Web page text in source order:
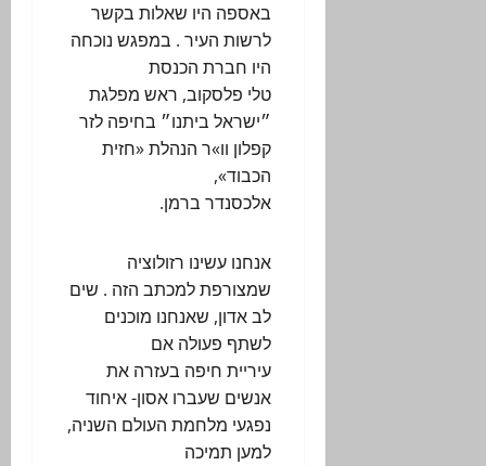
באספה היו שאלות בקשר
לרשות העיר . במפגש נוכחה
היו חברת הכנסת
טלי פלסקוב, ראש מפלגת
״ישראל ביתנו״ בחיפה לזר
קפלון וו»ר הנהלת «חזית
הכבוד»,
אלכסנדר ברמן.
אנחנו עשינו רזולוציה
שמצורפת למכתב הזה . שים
לב אדון, שאנחנו מוכנים
לשתף פעולה אם
עיריית חיפה בעזרה את
אנשים שעברו אסון- איחוד
נפגעי מלחמת העולם השניה,
למען תמיכה